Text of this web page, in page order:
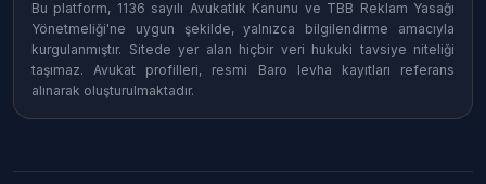
Altıeylül ve Karesi (Merkez) Avukatları: Adliye
çevresinde kümelenmiş, her branşta hizmet
veren bürolar.
Bu platform, 1136 sayılı Avukatlık Kanunu ve TBB Reklam Yasağı
Yönetmeliği'ne uygun şekilde, yalnızca bilgilendirme amacıyla
kurgulanmıştır. Sitede yer alan hiçbir veri hukuki tavsiye niteliği
taşımaz. Avukat profilleri, resmi Baro levha kayıtları referans
alınarak oluşturulmaktadır.